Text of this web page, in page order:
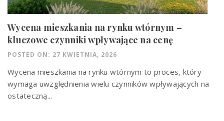
Wycena mieszkania na rynku wtórnym –
kluczowe czynniki wpływające na cenę
POSTED ON: 27 KWIETNIA, 2026
Wycena mieszkania na rynku wtórnym to proces, który
wymaga uwzględnienia wielu czynników wpływających na
ostateczną...